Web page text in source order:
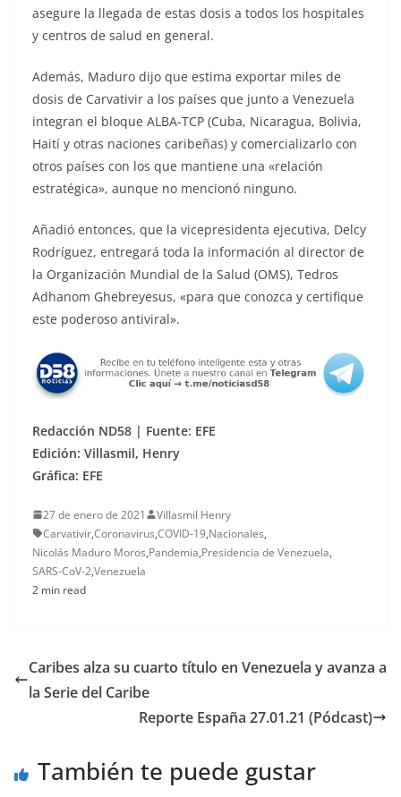
asegure la llegada de estas dosis a todos los hospitales
y centros de salud en general.
Además, Maduro dijo que estima exportar miles de
dosis de Carvativir a los países que junto a Venezuela
integran el bloque ALBA-TCP (Cuba, Nicaragua, Bolivia,
Haití y otras naciones caribeñas) y comercializarlo con
otros países con los que mantiene una «relación
estratégica», aunque no mencionó ninguno.
Añadió entonces, que la vicepresidenta ejecutiva, Delcy
Rodríguez, entregará toda la información al director de
la Organización Mundial de la Salud (OMS), Tedros
Adhanom Ghebreyesus, «para que conozca y certifique
este poderoso antiviral».
Redacción ND58 | Fuente: EFE
Edición: Villasmil, Henry
Gráfica: EFE
27 de enero de 2021
Villasmil Henry
Carvativir,Coronavirus,COVID-19,Nacionales,
Nicolás Maduro Moros,Pandemia,Presidencia de Venezuela,
SARS-CoV-2,Venezuela
2 min read
Caribes alza su cuarto título en Venezuela y avanza a
la Serie del Caribe
Reporte España 27.01.21 (Pódcast)
También te puede gustar